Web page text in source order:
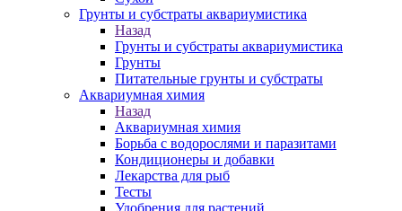
Грунты и субстраты аквариумистика
Назад
Грунты и субстраты аквариумистика
Грунты
Питательные грунты и субстраты
Аквариумная химия
Назад
Аквариумная химия
Борьба с водорослями и паразитами
Кондиционеры и добавки
Лекарства для рыб
Тесты
Удобрения для растений